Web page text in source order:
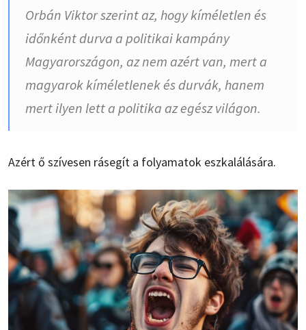
Orbán Viktor szerint az, hogy kíméletlen és
időnként durva a politikai kampány
Magyarországon, az nem azért van, mert a
magyarok kíméletlenek és durvák, hanem
mert ilyen lett a politika az egész világon.
Azért ő szívesen rásegít a folyamatok eszkalálására.